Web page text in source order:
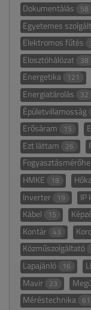
Dokumentálás 58
Egyetemes
Elektromos fűtés
Elosztóhálózat 38
Energetika 121
Energiatárolás 32
Épületvillamosság
Erősáram 15
Ezt láttam 26
HMKE 18
Inverter 19 IP
Kábel 15
Kontár 43
Közműszolgáltató
Lapajánló 16
Mavir 23
Méréstechnika 61